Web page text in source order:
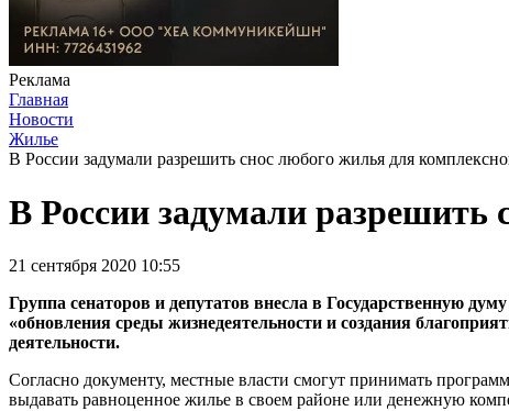
Реклама
Главная
Новости
Жилье
В России задумали разрешить снос любого жилья для
В России задумали разрешить
21 сентября 2020 10:55
Группа сенаторов и депутатов внесла в Государственную
«обновления среды жизнедеятельности и создания
деятельности.
Согласно документу, местные власти смогут принимать
выдавать равноценное жилье в своем районе или денежную